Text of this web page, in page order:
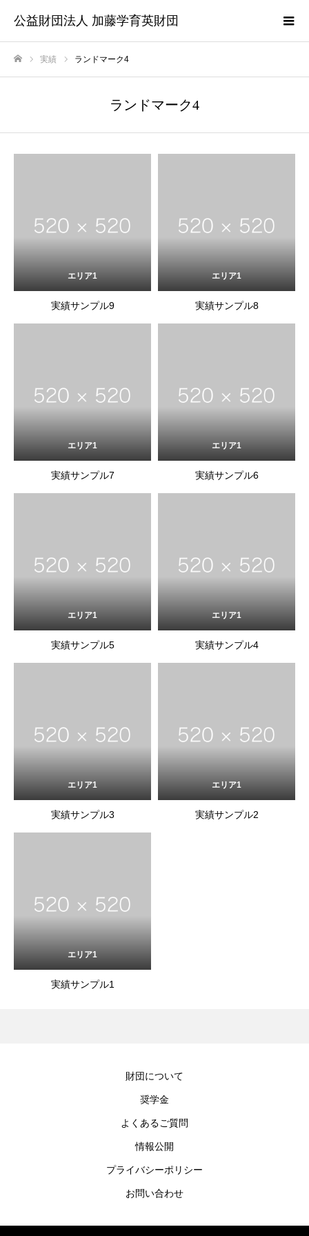
公益財団法人 加藤学育英財団
実績 ランドマーク4
ランドマーク4
エリア1
実績サンプル9
エリア1
実績サンプル8
エリア1
実績サンプル7
エリア1
実績サンプル6
エリア1
実績サンプル5
エリア1
実績サンプル4
エリア1
実績サンプル3
エリア1
実績サンプル2
エリア1
実績サンプル1
財団について
奨学金
よくあるご質問
情報公開
プライバシーポリシー
お問い合わせ